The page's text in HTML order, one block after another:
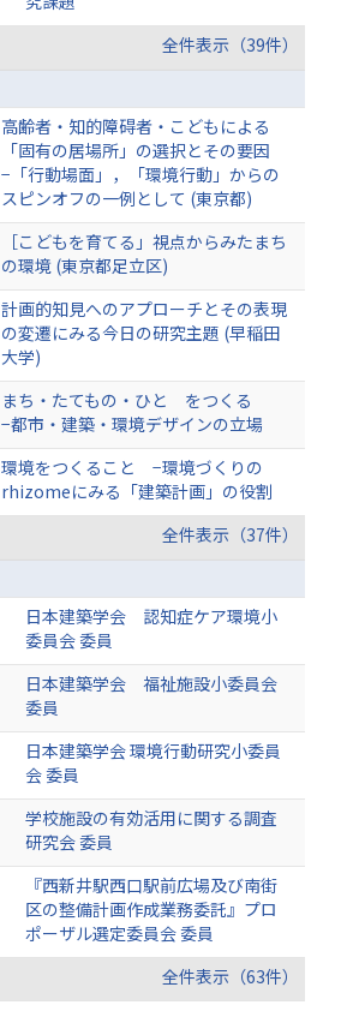
全件表示（39件）
高齢者・知的障碍者・こどもによる
「固有の居場所」の選択とその要因
−「行動場面」，「環境行動」からの
スピンオフの一例として (東京都)
［こどもを育てる」視点からみたまち
の環境 (東京都足立区)
計画的知見へのアプローチとその表現
の変遷にみる今日の研究主題 (早稲田
大学)
まち・たてもの・ひと をつくる
−都市・建築・環境デザインの立場
環境をつくること −環境づくりの
rhizomeにみる「建築計画」の役割
全件表示（37件）
日本建築学会 認知症ケア環境小
委員会 委員
日本建築学会 福祉施設小委員会
委員
日本建築学会 環境行動研究小委員
会 委員
学校施設の有効活用に関する調査
研究会 委員
『西新井駅西口駅前広場及び南街
区の整備計画作成業務委託』プロ
ポーザル選定委員会 委員
全件表示（63件）